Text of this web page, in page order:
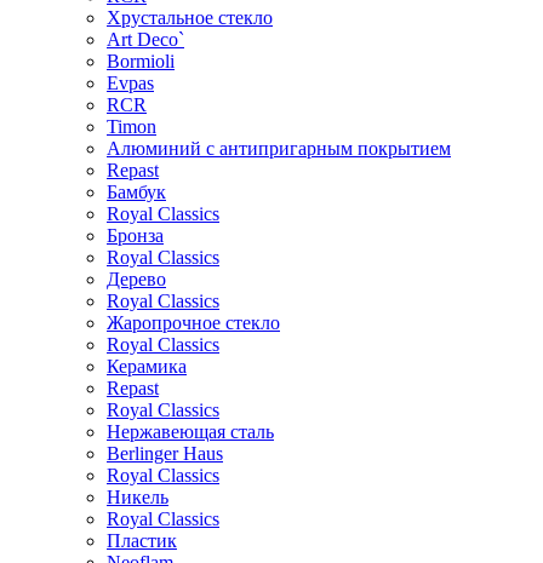
Хрустальное стекло
Art Deco`
Bormioli
Evpas
RCR
Timon
Алюминий с антипригарным покрытием
Repast
Бамбук
Royal Classics
Бронза
Royal Classics
Дерево
Royal Classics
Жаропрочное стекло
Royal Classics
Керамика
Repast
Royal Classics
Нержавеющая сталь
Berlinger Haus
Royal Classics
Никель
Royal Classics
Пластик